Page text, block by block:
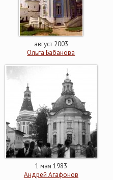
август 2003
Ольга Бабанова
1 мая 1983
Андрей Агафонов